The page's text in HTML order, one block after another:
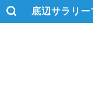
底辺サラリ